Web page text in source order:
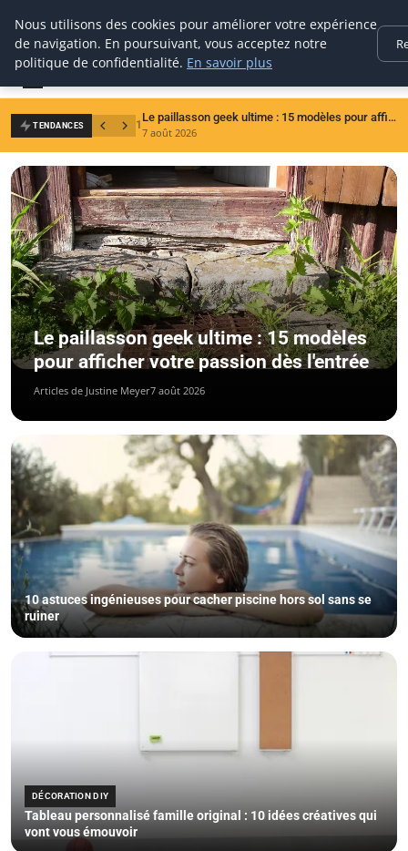
bricoréussi
VOTRE GUIDE BRICOLAGE
TENDANCES 1
Le paillasson geek ultime : 15 modèles pour afficher votre passion dès l'entrée
7 août 2026
Le paillasson geek ultime : 15 modèles
pour afficher votre passion dès l'entrée
Articles de Justine Meyer7 août 2026
10 astuces ingénieuses pour cacher piscine hors sol sans se
ruiner
DÉCORATION DIY
Tableau personnalisé famille original : 10 idées créatives qui
vont vous émouvoir
Nous utilisons des cookies pour améliorer votre expérience
de navigation. En poursuivant, vous acceptez notre
politique de confidentialité. En savoir plus